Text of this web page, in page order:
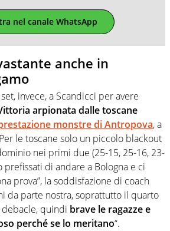
nel canale WhatsApp
anche in
invece, a Scandicci per avere
arpionata dalle toscane
monstre di Antropova, a
le toscane solo un piccolo blackout
nei primi due (25-15, 25-16, 23-
prefissati di andare a Bologna e ci
prova”, la soddisfazione di coach
da parte nostra, soprattutto il quarto
quindi brave le ragazze e
perché se lo meritano“.